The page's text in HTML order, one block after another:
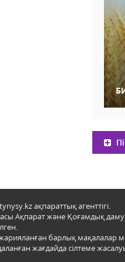
ақпараттық агенттігі.
Ақпарат және Қоғамдық даму
барлық
жағдайда сілтеме